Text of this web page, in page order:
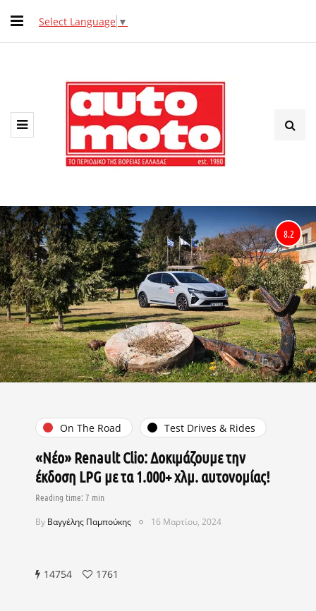
Select Language ▼
On The Road Test Drives & Rides
«Νέο» Renault Clio: Δοκιμάζουμε την
έκδοση LPG με τα 1.000+ χλμ. αυτονομίας!
By Βαγγέλης Παμπούκης 16 Μαρτίου, 2024
14754 1761
8.2